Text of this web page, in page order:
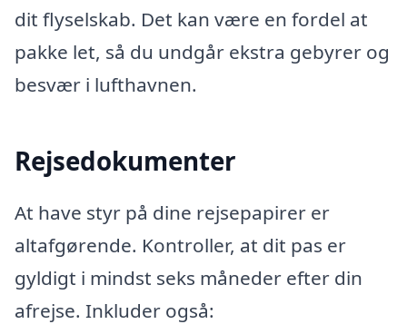
dit flyselskab. Det kan være en fordel at
pakke let, så du undgår ekstra gebyrer og
besvær i lufthavnen.
Rejsedokumenter
At have styr på dine rejsepapirer er
altafgørende. Kontroller, at dit pas er
gyldigt i mindst seks måneder efter din
afrejse. Inkluder også: